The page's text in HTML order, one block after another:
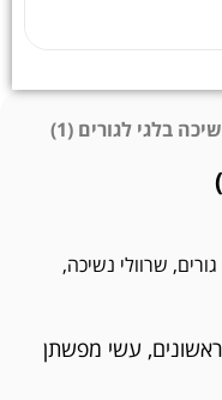
בלגי לגורים (1)
גורים, שרוולי נשיכה,
ראשונים, עשי מפשתן